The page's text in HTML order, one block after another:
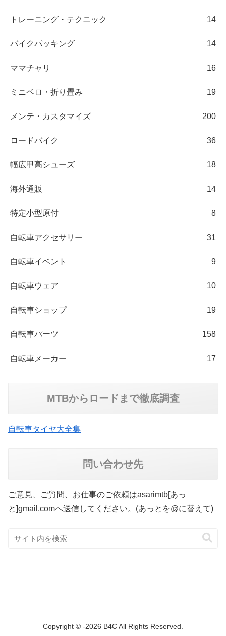
トレーニング・テクニック 14
バイクパッキング 14
ママチャリ 16
ミニベロ・折り畳み 19
メンテ・カスタマイズ 200
ロードバイク 36
幅広甲高シューズ 18
海外通販 14
特定小型原付 8
自転車アクセサリー 31
自転車イベント 9
自転車ウェア 10
自転車ショップ 19
自転車パーツ 158
自転車メーカー 17
MTBからロードまで徹底調査
自転車タイヤ大全集
問い合わせ先
ご意見、ご質問、お仕事のご依頼はasarimtb[あっ
と]gmail.comへ送信してください。(あっとを@に替えて)
Copyright © -2026 B4C All Rights Reserved.